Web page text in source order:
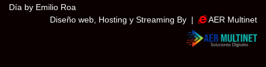
Día by Emilio Roa
Diseño web, Hosting y Streaming By |
AER Multinet